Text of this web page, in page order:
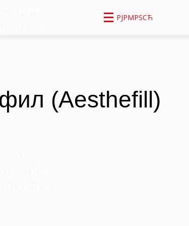
РЈРΜРЅСЋ
(Aesthefill)